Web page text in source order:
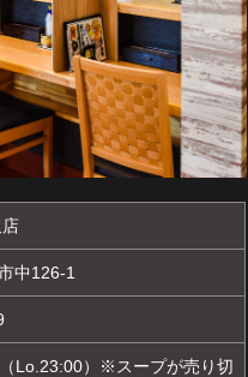
中126-1
Lo.23:00）※スープが売り切